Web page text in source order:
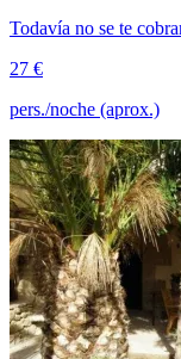
Todavía no se te
27 €
pers./noche (aprox.)